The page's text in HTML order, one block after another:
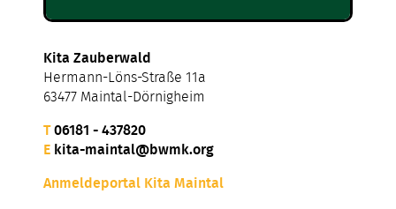
Kita Zauberwald
Hermann-Löns-Straße 11a
63477 Maintal-Dörnigheim
T06181 - 437820
E kita-maintal@bwmk.org
Anmeldeportal Kita Maintal